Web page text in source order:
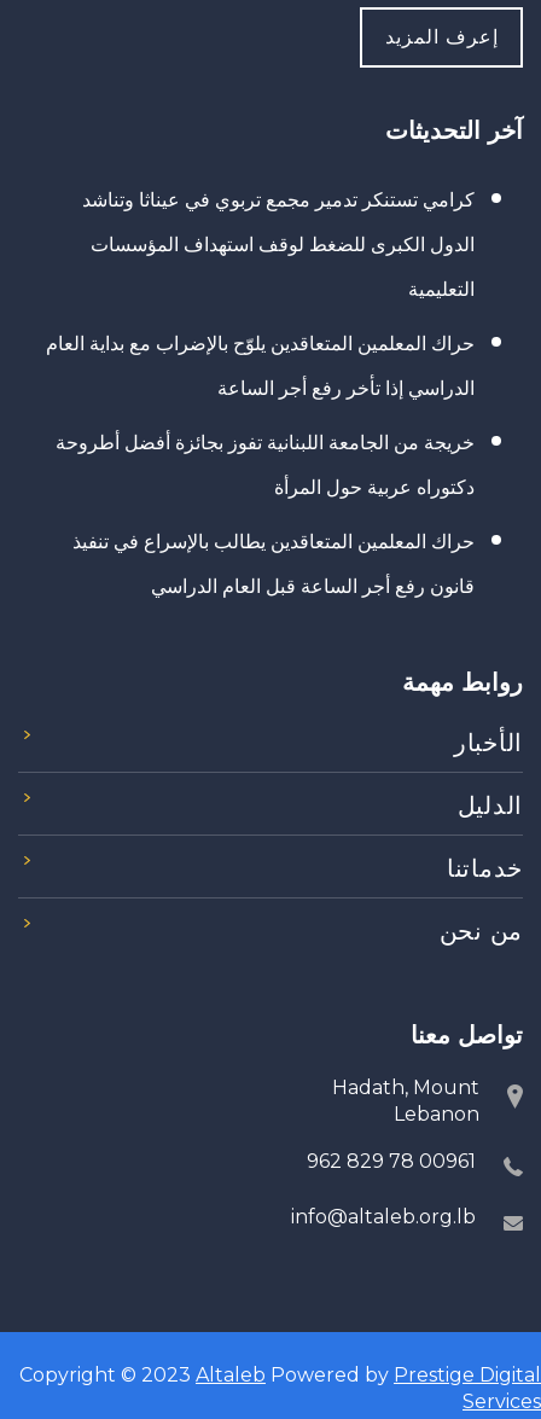
إعرف المزيد
آخر التحديثات
كرامي تستنكر تدمير مجمع تربوي في عيناثا وتناشد
الدول الكبرى للضغط لوقف استهداف المؤسسات
التعليمية
حراك المعلمين المتعاقدين يلوّح بالإضراب مع بداية العام
الدراسي إذا تأخر رفع أجر الساعة
خريجة من الجامعة اللبنانية تفوز بجائزة أفضل أطروحة
دكتوراه عربية حول المرأة
حراك المعلمين المتعاقدين يطالب بالإسراع في تنفيذ
قانون رفع أجر الساعة قبل العام الدراسي
روابط مهمة
الأخبار
الدليل
خدماتنا
من نحن
تواصل معنا
Hadath, Mount
Lebanon
00961 78 829 962
info@altaleb.org.lb
Copyright © 2023 Altaleb Powered by Prestige Digital
Services